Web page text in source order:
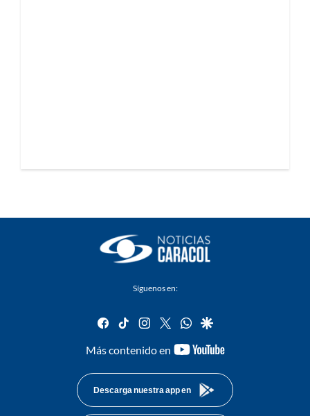
Síguenos en:
facebook
tiktok instagram
twitterwhatsapp
google
Más contenido en
youtube-
Descarga nuestra app en